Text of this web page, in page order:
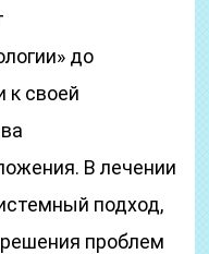
до
к своей
В лечении
подход,
проблем